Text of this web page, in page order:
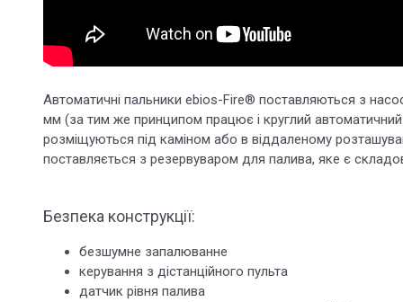
Автоматичні пальники ebios-Fire® поставляються з
мм (за тим же принципом працює і круглий
розміщуються під каміном або в віддаленому
поставляється з резервуваром для палива, яке є
Безпека конструкції:
безшумне запалюванне
керування з дістанційного пульта
датчик рівня палива